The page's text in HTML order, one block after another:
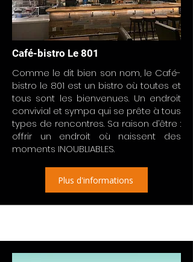
Café-bistro Le 801
Comme le dit bien son nom, le Café-
bistro le 801 est un bistro où toutes et
tous sont les bienvenues. Un endroit
convivial et sympa qui se prête à tous
types de rencontres. Sa raison d’être :
offrir un endroit où naissent des
moments INOUBLIABLES.
Plus d'informations